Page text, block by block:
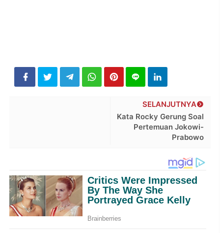
SELANJUTNYA
Kata Rocky Gerung Soal
Pertemuan Jokowi-
Prabowo